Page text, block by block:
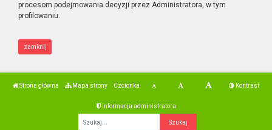
procesom podejmowania decyzji przez Administratora, w tym
profilowaniu.
zamknij
Strona główna Mapa strony Czcionka Kontrast
Informacja administratora